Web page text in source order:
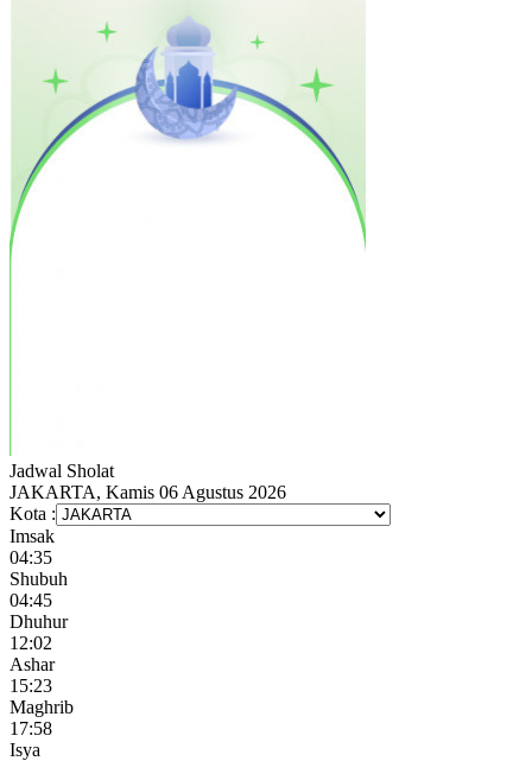
Jadwal Sholat
JAKARTA, Kamis 06 Agustus 2026
Kota :
Imsak
04:35
Shubuh
04:45
Dhuhur
12:02
Ashar
15:23
Maghrib
17:58
Isya